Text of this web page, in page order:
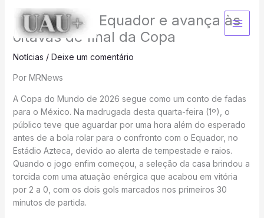
conteúdo
México bate Equador e avança às
oitavas de final da Copa
Notícias / Deixe um comentário
Por MRNews
A Copa do Mundo de 2026 segue como um conto de fadas
para o México. Na madrugada desta quarta-feira (1º), o
público teve que aguardar por uma hora além do esperado
antes de a bola rolar para o confronto com o Equador, no
Estádio Azteca, devido ao alerta de tempestade e raios.
Quando o jogo enfim começou, a seleção da casa brindou a
torcida com uma atuação enérgica que acabou em vitória
por 2 a 0, com os dois gols marcados nos primeiros 30
minutos de partida.